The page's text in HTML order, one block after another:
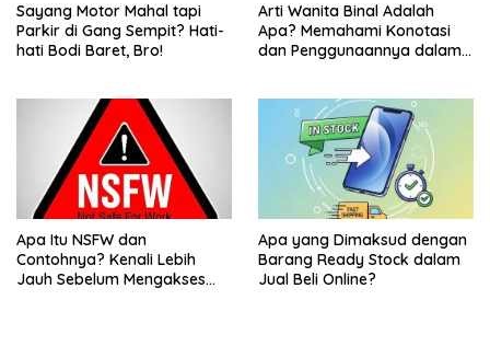
Sayang Motor Mahal tapi
Parkir di Gang Sempit? Hati-
hati Bodi Baret, Bro!
Arti Wanita Binal Adalah
Apa? Memahami Konotasi
dan Penggunaannya dalam
Apa Itu NSFW dan
Contohnya? Kenali Lebih
Jauh Sebelum Mengakses
Apa yang Dimaksud dengan
Barang Ready Stock dalam
Jual Beli Online?